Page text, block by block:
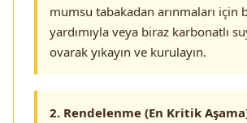
mumsu tabakadan arınmaları için
yardımıyla veya biraz karbonatlı
ovarak yıkayın ve kurulayın.
2. Rendelenme (En Kritik